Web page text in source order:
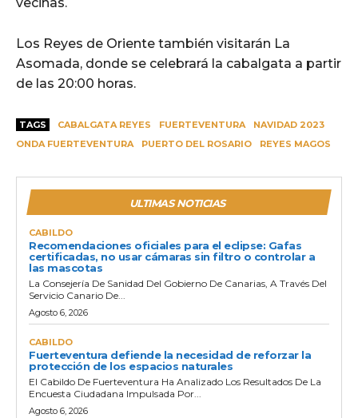
Los Reyes de Oriente también visitarán La
Asomada, donde se celebrará la cabalgata a partir
de las 20:00 horas.
TAGS CABALGATA REYES FUERTEVENTURA
NAVIDAD 2023
ONDA FUERTEVENTURA
PUERTO DEL ROSARIO REYES MAGOS
ULTIMAS NOTICIAS
CABILDO
Recomendaciones oficiales para el eclipse: Gafas
certificadas, no usar cámaras sin filtro o controlar a
las mascotas
La Consejería De Sanidad Del Gobierno De Canarias, A Través Del
Servicio Canario De...
Agosto 6, 2026
CABILDO
Fuerteventura defiende la necesidad de reforzar la
protección de los espacios naturales
El Cabildo De Fuerteventura Ha Analizado Los Resultados De La
Encuesta Ciudadana Impulsada Por...
Agosto 6, 2026